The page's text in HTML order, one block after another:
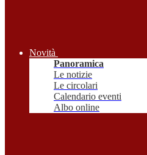
Novità
Panoramica
Le notizie
Le circolari
Calendario eventi
Albo online